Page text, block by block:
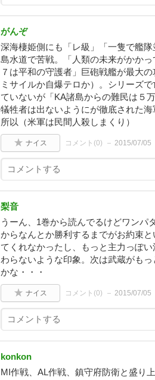
がんぞ
深海棲姫側にも「レ級」「一隻で艦
島水道で苦戦。「人類の未来がかか
７は平和の守護者」巨砲戦艦が最大
ミサイルか自爆テロか）。シリーズ
ていないが「KA諸島からの難民は５
犠牲者は出ないようにが徹底された
所以（米軍は民間人殺しまくり）
ナイス コメント(0) 2015/07/05
梨音
うーん、1巻から読んでるけどワンパ
からなんとか勝利するまでがお約束
てくれなかったし、もっと主力っぽ
わらないような印象。次は武蔵がも
かな・・・
ナイス コメント(0) 2015/07/05
konkon
MI作戦、AL作戦、鎮守府防衛と盛り